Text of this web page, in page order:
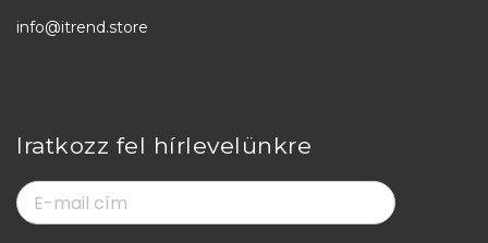
info@itrend.store
Iratkozz fel hírlevelünkre